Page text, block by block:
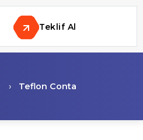
Teklif Al
Teflon Conta